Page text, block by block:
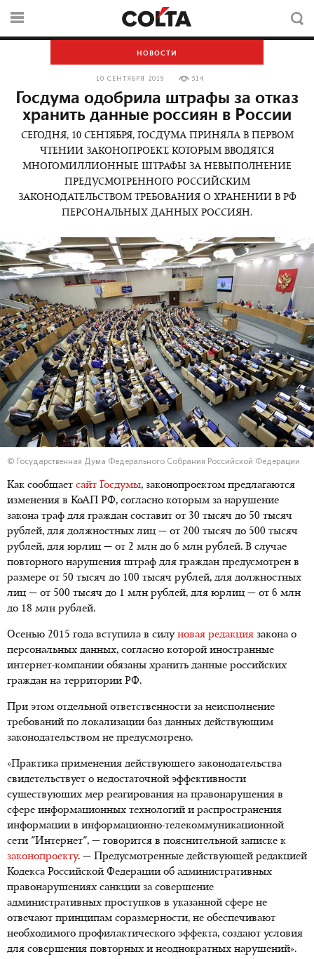
НОВОСТИ
10 СЕНТЯБРЯ 2019 514
Госдума одобрила штрафы за отказ
хранить данные россиян в России
СЕГОДНЯ, 10 СЕНТЯБРЯ, ГОСДУМА ПРИНЯЛА В ПЕРВОМ
ЧТЕНИИ ЗАКОНОПРОЕКТ, КОТОРЫМ ВВОДЯТСЯ
МНОГОМИЛЛИОННЫЕ ШТРАФЫ ЗА НЕВЫПОЛНЕНИЕ
ПРЕДУСМОТРЕННОГО РОССИЙСКИМ
ЗАКОНОДАТЕЛЬСТВОМ ТРЕБОВАНИЯ О ХРАНЕНИИ В РФ
ПЕРСОНАЛЬНЫХ ДАННЫХ РОССИЯН.
© Государственная Дума Федерального Собрания Российской Федерации
Как сообщает сайт Госдумы, законопроектом предлагаются
изменения в КоАП РФ, согласно которым за нарушение
закона траф для граждан составит от 30 тысяч до 50 тысяч
рублей, для должностных лиц — от 200 тысяч до 500 тысяч
рублей, для юрлиц — от 2 млн до 6 млн рублей. В случае
повторного нарушения штраф для граждан предусмотрен в
размере от 50 тысяч до 100 тысяч рублей, для должностных
лиц — от 500 тысяч до 1 млн рублей, для юрлиц — от 6 млн
до 18 млн рублей.
Осенью 2015 года вступила в силу новая редакция закона о
персональных данных, согласно которой иностранные
интернет-компании обязаны хранить данные российских
граждан на территории РФ.
При этом отдельной ответственности за неисполнение
требований по локализации баз данных действующим
законодательством не предусмотрено.
«Практика применения действующего законодательства
свидетельствует о недостаточной эффективности
существующих мер реагирования на правонарушения в
сфере информационных технологий и распространения
информации в информационно-телекоммуникационной
сети "Интернет", — говорится в пояснительной записке к
законопроекту. — Предусмотренные действующей редакцией
Кодекса Российской Федерации об административных
правонарушениях санкции за совершение
административных проступков в указанной сфере не
отвечают принципам соразмерности, не обеспечивают
необходимого профилактического эффекта, создают условия
для совершения повторных и неоднократных нарушений».